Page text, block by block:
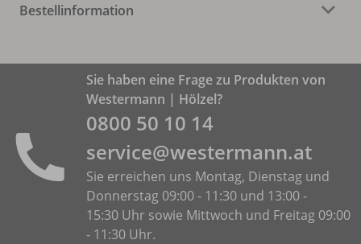
Bestellinformation
Sie haben eine Frage zu Produkten von
Westermann | Hölzel?
0800 50 10 14
service@westermann.at
Sie erreichen uns Montag, Dienstag und
Donnerstag 09:00 - 11:30 und 13:00 -
15:30 Uhr sowie Mittwoch und Freitag 09:00
- 11:30 Uhr.